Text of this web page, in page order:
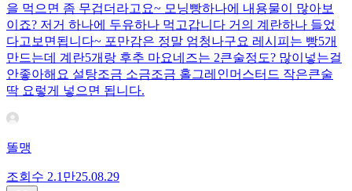
을 먹으면 좀 무겁더라고요~ 모닝빵하나에 내용물이 많아보
이죠? 저거 하나에 두유하나 먹고갑니다 거의 계란하나 들었
다고보면됩니다~ 포만감은 정말 엄청나구요 레시피는 빵5개
만드는데 계란5개랑 후추 마요네즈는 2큰술정도? 많이넣는걸
안좋아해요 설탕조금 소금조금 홀그레인머스터드 작은큰술
딱 요렇게 넣으면 됩니다.
똘맹
조회수 2.1만25.08.29